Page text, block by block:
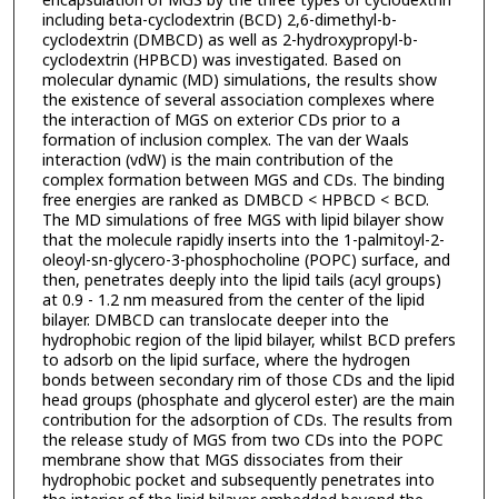
including beta-cyclodextrin (BCD) 2,6-dimethyl-b-
cyclodextrin (DMBCD) as well as 2-hydroxypropyl-b-
cyclodextrin (HPBCD) was investigated. Based on
molecular dynamic (MD) simulations, the results show
the existence of several association complexes where
the interaction of MGS on exterior CDs prior to a
formation of inclusion complex. The van der Waals
interaction (vdW) is the main contribution of the
complex formation between MGS and CDs. The binding
free energies are ranked as DMBCD < HPBCD < BCD.
The MD simulations of free MGS with lipid bilayer show
that the molecule rapidly inserts into the 1-palmitoyl-2-
oleoyl-sn-glycero-3-phosphocholine (POPC) surface, and
then, penetrates deeply into the lipid tails (acyl groups)
at 0.9 - 1.2 nm measured from the center of the lipid
bilayer. DMBCD can translocate deeper into the
hydrophobic region of the lipid bilayer, whilst BCD prefers
to adsorb on the lipid surface, where the hydrogen
bonds between secondary rim of those CDs and the lipid
head groups (phosphate and glycerol ester) are the main
contribution for the adsorption of CDs. The results from
the release study of MGS from two CDs into the POPC
membrane show that MGS dissociates from their
hydrophobic pocket and subsequently penetrates into